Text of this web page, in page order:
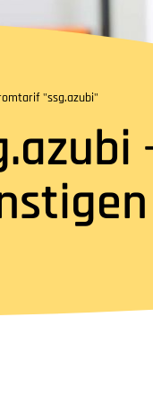
"ssg.azubi"